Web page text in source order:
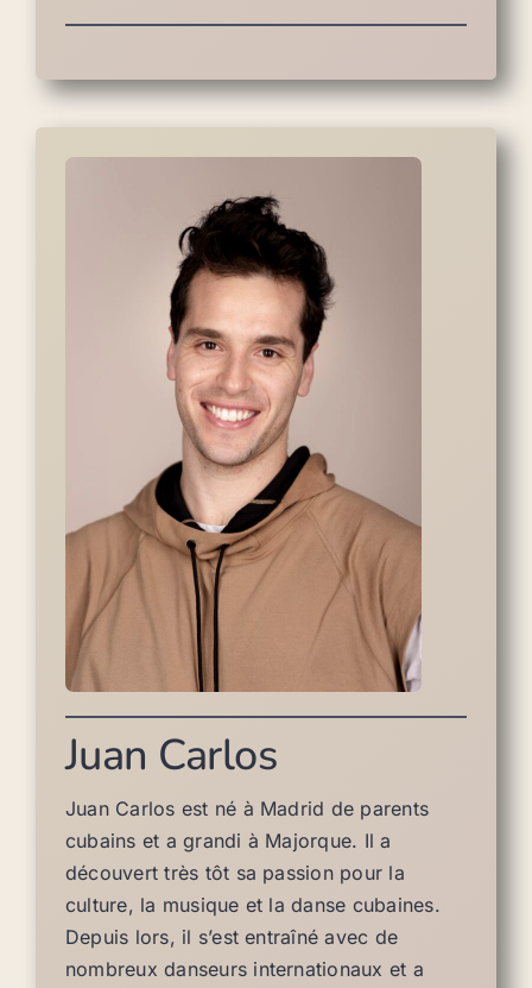
Juan Carlos
Juan Carlos est né à Madrid de parents
cubains et a grandi à Majorque. Il a
découvert très tôt sa passion pour la
culture, la musique et la danse cubaines.
Depuis lors, il s’est entraîné avec de
nombreux danseurs internationaux et a